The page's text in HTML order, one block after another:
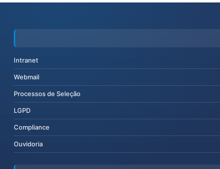
Intranet
Webmail
Processos de Seleção
LGPD
Compliance
Ouvidoria